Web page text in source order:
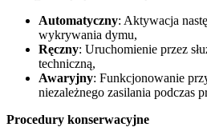
Automatyczny: Aktywacja
wykrywania dymu,
Ręczny: Uruchomienie przez
techniczną,
Awaryjny: Funkcjonowanie
niezależnego zasilania podczas
Procedury konserwacyjne